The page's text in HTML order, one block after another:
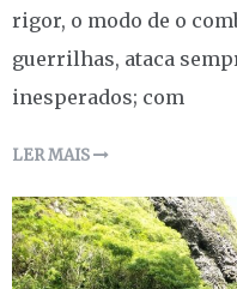
rigor, o modo de o
guerrilhas, ataca
inesperados; com
LER MAIS